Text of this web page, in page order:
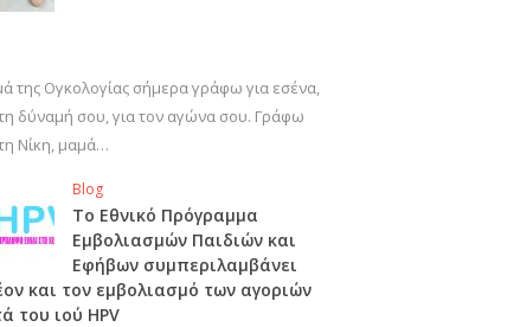
της Ογκολογίας σήμερα γράφω για εσένα,
δύναμή σου, για τον αγώνα σου. Γράφω
Νίκη, μαμά…
Blog
Το Εθνικό Πρόγραμμα
Εμβολιασμών Παιδιών και
Εφήβων συμπεριλαμβάνει
και τον εμβολιασμό των αγοριών
του ιού HPV